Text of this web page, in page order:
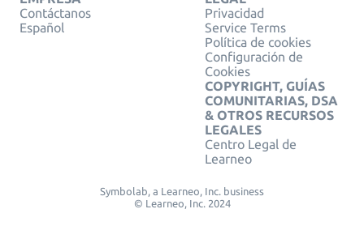
Contáctanos
Español
Privacidad
Service Terms
Política de cookies
Configuración de
Cookies
COPYRIGHT, GUÍAS
COMUNITARIAS, DSA
& OTROS RECURSOS
LEGALES
Centro Legal de
Learneo
Symbolab, a Learneo, Inc. business
© Learneo, Inc. 2024